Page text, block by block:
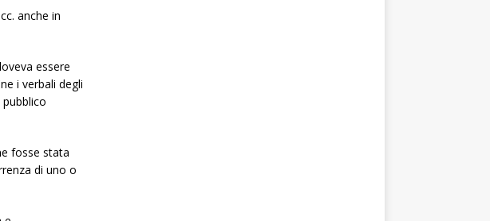
anche in
essere
i verbali degli
fosse stata
di uno o